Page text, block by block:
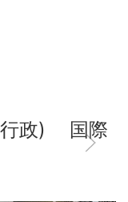
政) 国際